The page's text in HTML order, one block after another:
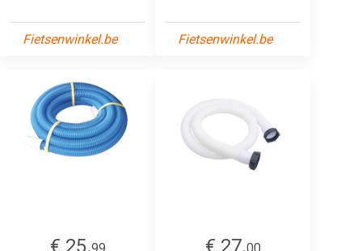
Fietsenwinkel.be Fietsenwinkel.be
€ 25. € 27.